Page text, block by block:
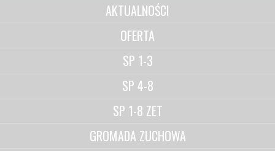
AKTUALNOŚCI
OFERTA
SP 1-3
SP 4-8
SP 1-8 ZET
GROMADA ZUCHOWA